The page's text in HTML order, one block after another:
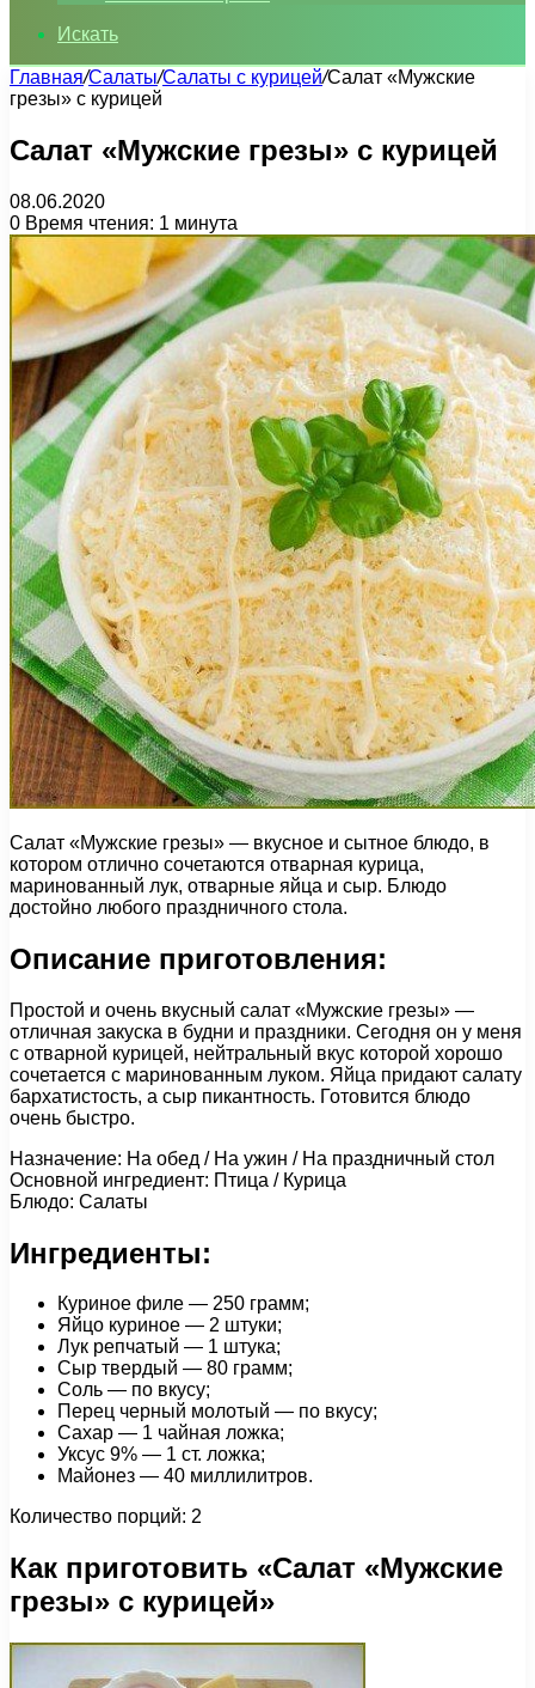
Искать
Главная/Салаты/Салаты с курицей/Салат «Мужские
грезы» с курицей
Салат «Мужские грезы» с курицей
08.06.2020
0 Время чтения: 1 минута
Салат «Мужские грезы» — вкусное и сытное блюдо, в
котором отлично сочетаются отварная курица,
маринованный лук, отварные яйца и сыр. Блюдо
достойно любого праздничного стола.
Описание приготовления:
Простой и очень вкусный салат «Мужские грезы» —
отличная закуска в будни и праздники. Сегодня он у меня
с отварной курицей, нейтральный вкус которой хорошо
сочетается с маринованным луком. Яйца придают салату
бархатистость, а сыр пикантность. Готовится блюдо
очень быстро.
Назначение: На обед / На ужин / На праздничный стол
Основной ингредиент: Птица / Курица
Блюдо: Салаты
Ингредиенты:
Куриное филе — 250 грамм;
Яйцо куриное — 2 штуки;
Лук репчатый — 1 штука;
Сыр твердый — 80 грамм;
Соль — по вкусу;
Перец черный молотый — по вкусу;
Сахар — 1 чайная ложка;
Уксус 9% — 1 ст. ложка;
Майонез — 40 миллилитров.
Количество порций: 2
Как приготовить «Салат «Мужские
грезы» с курицей»